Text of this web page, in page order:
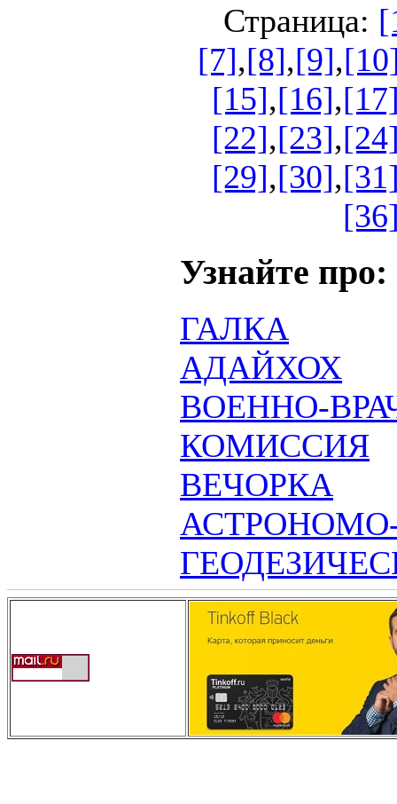
Страница:
[7],[8],[9],
[15],[16],
[22],[23],
[29],[30],
Узнайте про:
ГАЛКА
АДАЙХОХ
ВОЕННО-
КОМИССИЯ
ВЕЧОРКА